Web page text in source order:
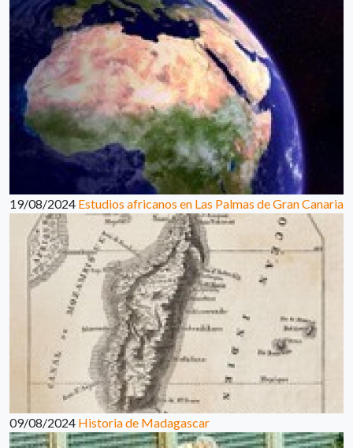
19/08/2024 Estudios africanos en Las Palmas de Gran Canaria
09/08/2024 Historia de Madagascar